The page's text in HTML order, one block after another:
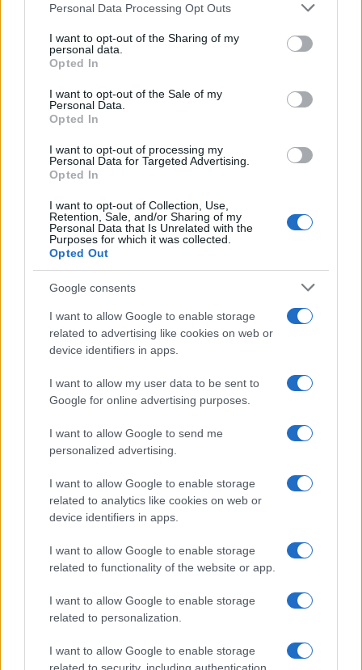
Personal Data Processing Opt Outs
I want to opt-out of the Sharing of my
personal data.
Opted In
I want to opt-out of the Sale of my
Personal Data.
Opted In
I want to opt-out of processing my
Personal Data for Targeted Advertising.
Opted In
I want to opt-out of Collection, Use,
Retention, Sale, and/or Sharing of my
Personal Data that Is Unrelated with the
Purposes for which it was collected.
Opted Out
Google consents
I want to allow Google to enable storage
related to advertising like cookies on web or
device identifiers in apps.
I want to allow my user data to be sent to
Google for online advertising purposes.
I want to allow Google to send me
personalized advertising.
I want to allow Google to enable storage
related to analytics like cookies on web or
device identifiers in apps.
I want to allow Google to enable storage
related to functionality of the website or app.
I want to allow Google to enable storage
related to personalization.
I want to allow Google to enable storage
fosse un rapporto profondo tra uomo e vette, fatto di
rispetto ma anche di necessario intervento. I giganti di
roccia erano gli antenati dell’uomo, esseri mitologici e
col Sole. Il Sole sciolse i suoi capelli di ghiaccio e così
nacquero i fiumi, e poi le valli, gli alberi. Infine la regina
di comunicare con i giganti, scalandoli. Ma i giganti non
erano tipi facili e rovesciavano sui loro nipotini umani
per convivere al meglio con i loro antenati di roccia.
Camminare per un sentiero delle Dolomiti significa fare
una passeggiata nella storia, spesso tragica, di questi
montagne martoriate dalla Prima guerra mondiale.
Il “preservazionismo” conduce alla distruzione non alla
conservazione.
Alessandro Gnocchi, 24 luglio 2019
#AMBIENTALISMO
#TAV
Leggi i commenti
SEDUTE SATIRICHE
Vignetta del 04/08/2026